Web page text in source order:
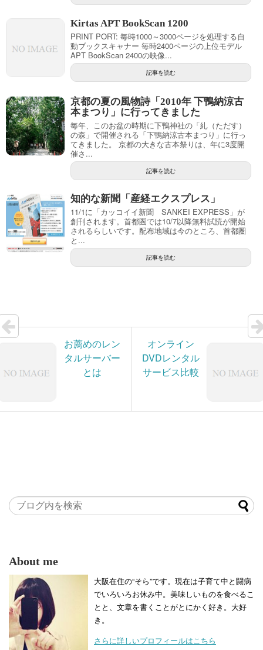
Kirtas APT BookScan 1200
PRINT PORT: 毎時1000～3000ページを処理する自
動ブックスキャナー 毎時2400ページの上位モデル
APT BookScan 2400の映像...
記事を読む
京都の夏の風物詩「2010年 下鴨納涼古
本まつり」に行ってきました
毎年、このお盆の時期に下鴨神社の「糺（ただす）
の森」で開催される「下鴨納涼古本まつり」に行っ
てきました。 京都の大きな古本祭りは、年に3度開
催さ...
記事を読む
知的な新聞「産経エクスプレス」
11/1に「カッコイイ新聞 SANKEI EXPRESS」が
創刊されます。首都圏では10/7以降無料試読が開始
されるらしいです。配布地域は今のところ、首都圏
と...
記事を読む
お薦めのレン
タルサーバー
とは
オンライン
DVDレンタル
サービス比較
About me
大阪在住の“そら”です。現在は子育て中と闘病
でいろいろお休み中。美味しいものを食べるこ
とと、文章を書くことがとにかく好き。大好
き。
さらに詳しいプロフィールはこちら